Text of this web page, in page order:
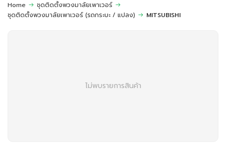
Home
ชุดติดตั้งพวงมาลัยเพาเวอร์
ชุดติดตั้งพวงมาลัยเพาเวอร์ (รถกระบะ / แปลง)
MITSUBISHI
ไม่พบรายการสินค้า